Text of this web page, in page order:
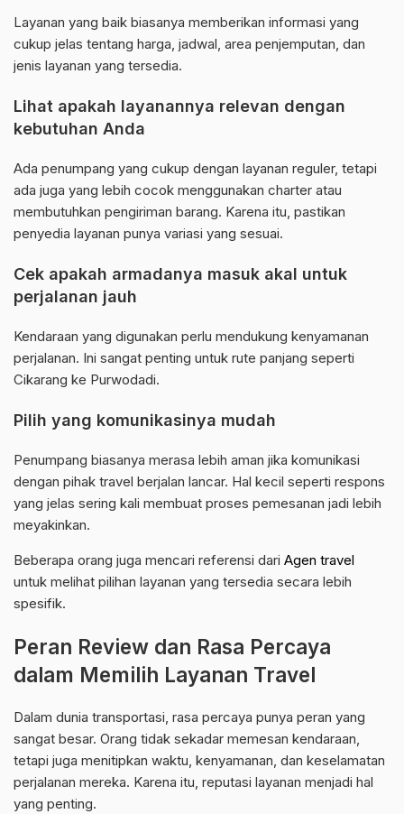
Layanan yang baik biasanya memberikan informasi yang
cukup jelas tentang harga, jadwal, area penjemputan, dan
jenis layanan yang tersedia.
Lihat apakah layanannya relevan dengan
kebutuhan Anda
Ada penumpang yang cukup dengan layanan reguler, tetapi
ada juga yang lebih cocok menggunakan charter atau
membutuhkan pengiriman barang. Karena itu, pastikan
penyedia layanan punya variasi yang sesuai.
Cek apakah armadanya masuk akal untuk
perjalanan jauh
Kendaraan yang digunakan perlu mendukung kenyamanan
perjalanan. Ini sangat penting untuk rute panjang seperti
Cikarang ke Purwodadi.
Pilih yang komunikasinya mudah
Penumpang biasanya merasa lebih aman jika komunikasi
dengan pihak travel berjalan lancar. Hal kecil seperti respons
yang jelas sering kali membuat proses pemesanan jadi lebih
meyakinkan.
Beberapa orang juga mencari referensi dari Agen travel
untuk melihat pilihan layanan yang tersedia secara lebih
spesifik.
Peran Review dan Rasa Percaya
dalam Memilih Layanan Travel
Dalam dunia transportasi, rasa percaya punya peran yang
sangat besar. Orang tidak sekadar memesan kendaraan,
tetapi juga menitipkan waktu, kenyamanan, dan keselamatan
perjalanan mereka. Karena itu, reputasi layanan menjadi hal
yang penting.